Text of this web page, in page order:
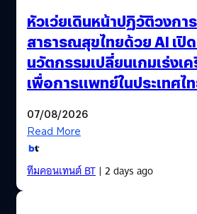
หัวเว่ยเดินหน้าปฏิวัติวงการ
สาธารณสุขไทยด้วย AI เปิ
นวัตกรรมเปลี่ยนเกมเร่งเ
เพื่อการแพทย์ในประเทศไ
07/08/2026
Read More
ทีมคอนเทนต์ BT| 2 days ago